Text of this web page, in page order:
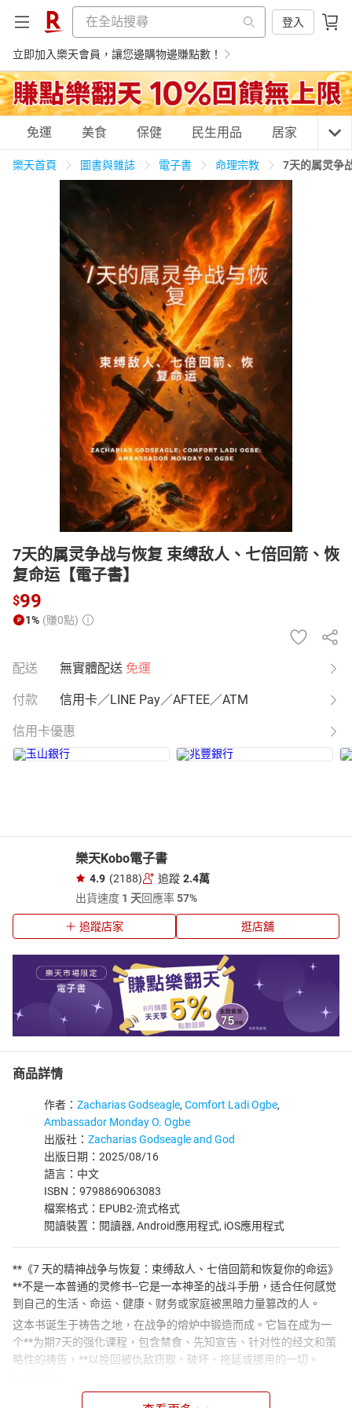
登入
立即加入樂天會員，讓您邊購物邊賺點數！
購物網分類
美食蛋糕 養生保健 民生用品
3C家電 運動休閒 親子玩具
男裝 化妝保養
日本購物 電子/紙本書
HOT
免運 美食 保健 民生用品 居家 3C
樂天首頁 圖書與雜誌 電子書 命理宗教 7天的属灵争
7天的属灵争战与恢复 束缚敌人、七倍回箭、恢
复命运【電子書】
$99
1% (賺0點)
配送 無實體配送 免運
付款 信用卡／LINE Pay／AFTEE／ATM
信用卡優惠
樂天Kobo電子書
4.9 (2188) 追蹤 2.4萬
出貨速度 1 天回應率57%
追蹤店家 逛店舖
商品詳情
作者： Zacharias Godseagle, Comfort Ladi Ogbe,
Ambassador Monday O. Ogbe
出版社： Zacharias Godseagle and God
出版日期：2025/08/16
語言：中文
ISBN：9798869063083
檔案格式：EPUB2-流式格式
閱讀裝置：閱讀器, Android應用程式, iOS應用程式
**《7 天的精神战争与恢复：束缚敌人、七倍回箭和恢复你的命运》
**不是一本普通的灵修书--它是一本神圣的战斗手册，适合任何感觉
到自己的生活、命运、健康、财务或家庭被黑暗力量篡改的人。
这本书诞生于祷告之地，在战争的熔炉中锻造而成。它旨在成为一
个**为期7天的强化课程，包含禁食、先知宣告、针对性的经文和策
略性的祷告，**以挽回被仇敌窃取、破坏、拖延或挪用的一切。
忏悔与净化经文 （在天堂法庭上平息指控）。